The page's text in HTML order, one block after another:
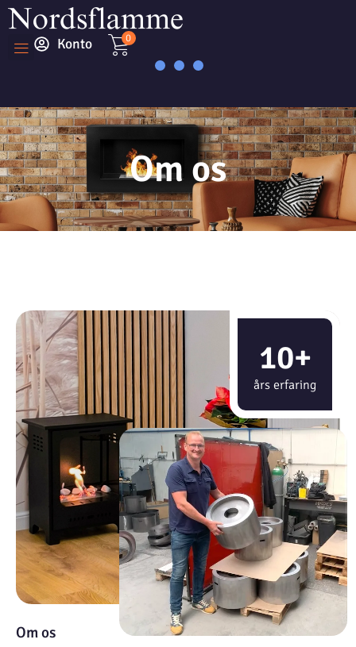
Konto 0
Om os
10+
års erfaring
Om os